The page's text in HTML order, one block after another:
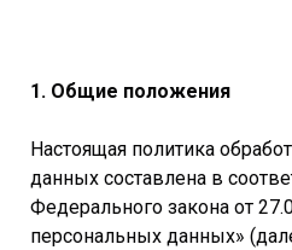
1. Общие положения
Настоящая политика
данных составлена в
Федерального закона от
персональных данных»